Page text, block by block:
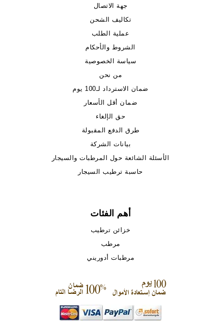
جهة الاتصال
تكاليف الشحن
عملية الطلب
الشروط والأحكام
سياسة الخصوصية
من نحن
ضمان الاسترداد لـ100 يوم
ضمان أقل الأسعار
حق الإلغاء
طرق الدفع المقبولة
بيانات الشركة
الأسئلة الشائعة حول المرطبات والسيجار
حاسبة ترطيب السيجار
أهم الفئات
خزائن ترطيب
مرطب
مرطبات أدوريني